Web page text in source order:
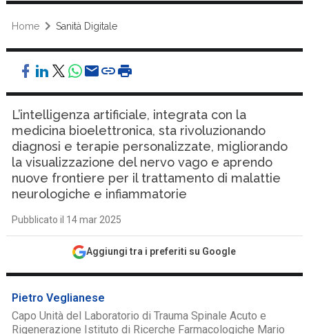
Home Sanità Digitale
L’intelligenza artificiale, integrata con la
medicina bioelettronica, sta rivoluzionando
diagnosi e terapie personalizzate, migliorando
la visualizzazione del nervo vago e aprendo
nuove frontiere per il trattamento di malattie
neurologiche e infiammatorie
Pubblicato il 14 mar 2025
Aggiungi tra i preferiti su Google
Pietro Veglianese
Capo Unità del Laboratorio di Trauma Spinale Acuto e
Rigenerazione Istituto di Ricerche Farmacologiche Mario